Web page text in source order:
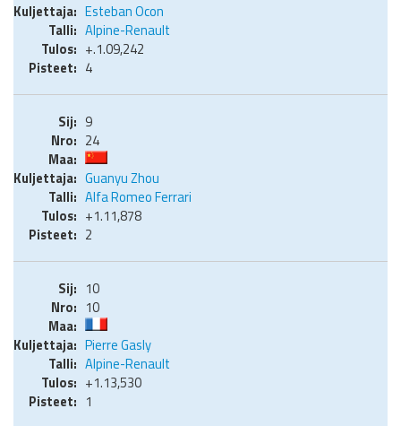
Esteban Ocon
Alpine-Renault
+.1.09,242
4
9
24
Guanyu Zhou
Alfa Romeo Ferrari
+1.11,878
2
10
10
Pierre Gasly
Alpine-Renault
+1.13,530
1